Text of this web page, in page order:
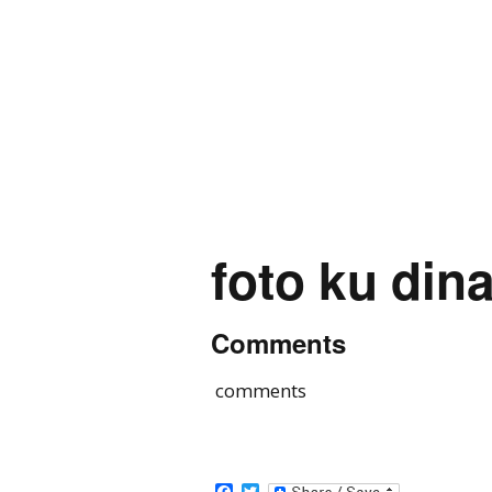
foto ku
Comments
comments